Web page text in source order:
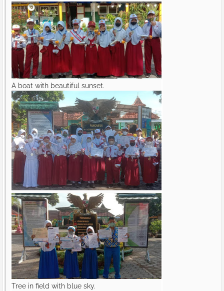
A boat with beautiful sunset.
Tree in field with blue sky.